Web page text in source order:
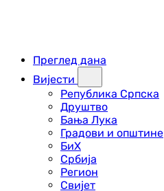
Преглед дана
Вијести
Република Српска
Друштво
Бања Лука
Градови и општине
БиХ
Србија
Регион
Свијет